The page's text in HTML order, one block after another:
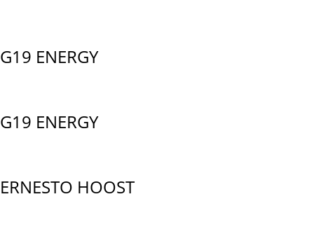
G19 ENERGY
G19 ENERGY
ERNESTO HOOST